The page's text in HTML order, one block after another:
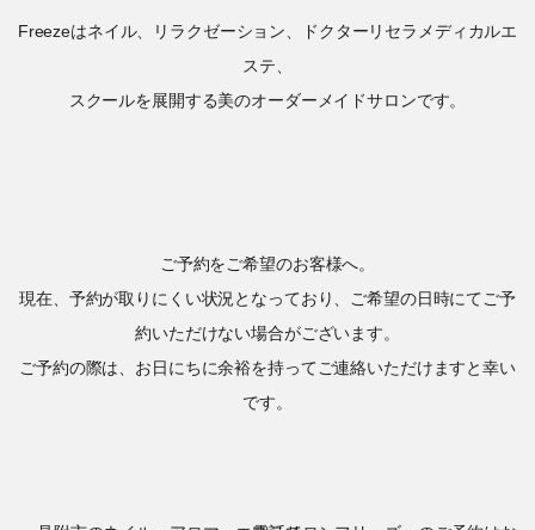
Freezeはネイル、リラクゼーション、ドクターリセラメディカルエ
ステ、
スクールを展開する美のオーダーメイドサロンです。
ご予約をご希望のお客様へ。
現在、予約が取りにくい状況となっており、ご希望の日時にてご予
約いただけない場合がございます。
ご予約の際は、お日にちに余裕を持ってご連絡いただけますと幸い
です。